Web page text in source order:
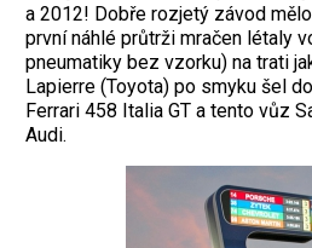
a 2012! Dobře rozjetý závod
první náhlé průtrži mračen létaly
pneumatiky bez vzorku) na trati
Lapierre (Toyota) po smyku šel
Ferrari 458 Italia GT a tento vůz
Audi.